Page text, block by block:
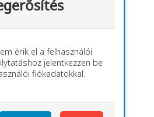
érik el a felhasználói
jelentkezzen be
fiókadatokkal.